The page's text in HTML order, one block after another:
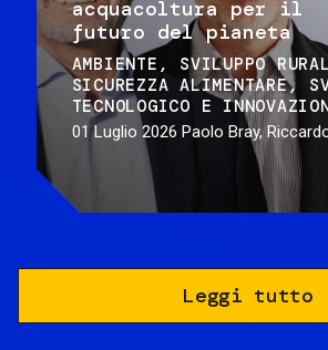
acquacoltura per il
futuro del pianeta
AMBIENTE
SVILUPPO
SICUREZZA ALIMENTARE
TECNOLOGICO E
01 Luglio 2026 Paolo Bray,
Leggi tutto